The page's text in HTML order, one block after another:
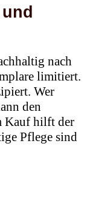
nach
limitiert.
Wer
den
Kauf hilft der
Pflege sind